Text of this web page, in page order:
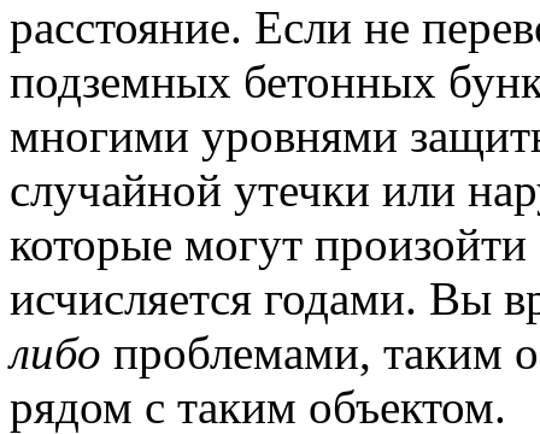
расстояние. Если не
подземных бетонных
многими уровнями
случайной утечки или
которые могут
исчисляется годами. Вы
либо проблемами, таким
рядом с таким объектом.